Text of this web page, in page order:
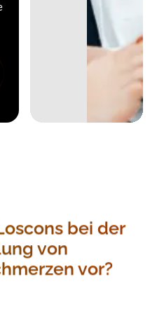
bei Linkedin
bei der
von
vor?